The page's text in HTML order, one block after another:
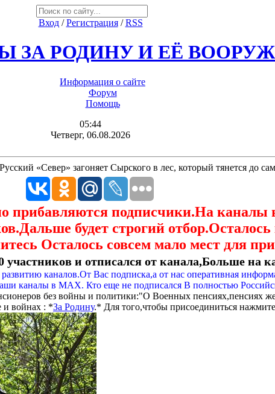
Вход/Регистрация/RSS
ЗА РОДИНУ И ЕЁ
Информация о сайте
Форум
Помощь
05:44
Четверг, 06.08.2026
«Север» загоняет Сырского в лес, который тянется до
прибавляются подписчики.На
будет строгий
Осталось совсем мало мест для
участников и отписался от канала,Больше на
каналов.От Вас подписка,а от нас оперативная
каналы в МАХ. Кто еще не подписался В полностью
без войны и политики:"О Военных пенсиях,пенсиях
и войнах : *За Родину.* Для того,чтобы присоединиться